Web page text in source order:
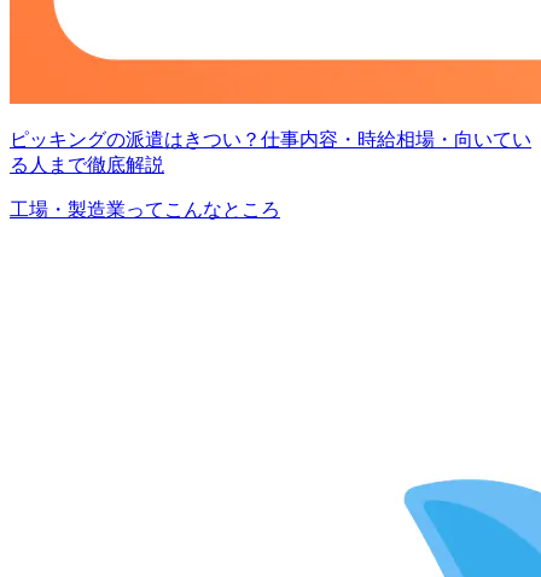
ピッキングの派遣はきつい？仕事内容・時給相場・向いてい
る人まで徹底解説
工場・製造業ってこんなところ